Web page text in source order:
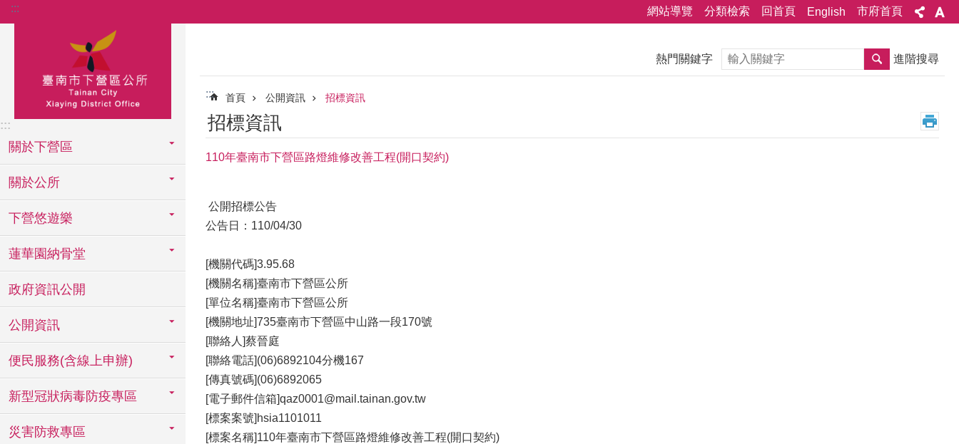
跳到主要內容區塊
::: 網站導覽 分類檢索 回首頁 English 市府首頁
:::
關於下營區
關於公所
下營悠遊樂
蓮華園納骨堂
政府資訊公開
公開資訊
便民服務(含線上申辦)
新型冠狀病毒防疫專區
災害防救專區
熱門關鍵字 搜尋 進階搜尋
::: 首頁 公開資訊 招標資訊
招標資訊
110年臺南市下營區路燈維修改善工程(開口契約)
公開招標公告
公告日：110/04/30
[機關代碼]3.95.68
[機關名稱]臺南市下營區公所
[單位名稱]臺南市下營區公所
[機關地址]735臺南市下營區中山路一段170號
[聯絡人]蔡晉庭
[聯絡電話](06)6892104分機167
[傳真號碼](06)6892065
[電子郵件信箱]qaz0001@mail.tainan.gov.tw
[標案案號]hsia1101011
[標案名稱]110年臺南市下營區路燈維修改善工程(開口契約)